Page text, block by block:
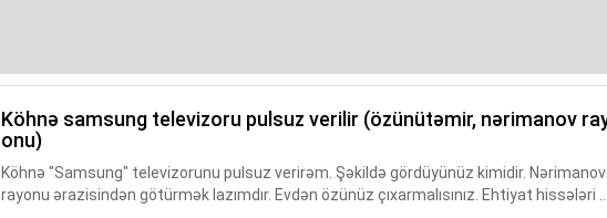
köhnə samsung televizoru pulsuz verilir (özünütəmir, nərimanov ray
onu)
Köhnə "Samsung" televizorunu pulsuz verirəm. Şəkildə gördüyünüz kimidir. Nərimanov
rayonu ərazisindən götürmək lazımdır. Evdən özünüz çıxarmalısınız. Ehtiyat hissələri v